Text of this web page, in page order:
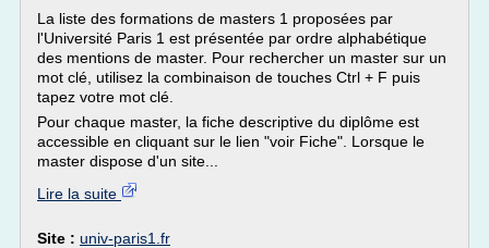
La liste des formations de masters 1 proposées par
l'Université Paris 1 est présentée par ordre alphabétique
des mentions de master. Pour rechercher un master sur un
mot clé, utilisez la combinaison de touches Ctrl + F puis
tapez votre mot clé.
Pour chaque master, la fiche descriptive du diplôme est
accessible en cliquant sur le lien "voir Fiche". Lorsque le
master dispose d'un site...
Lire la suite
Site : univ-paris1.fr